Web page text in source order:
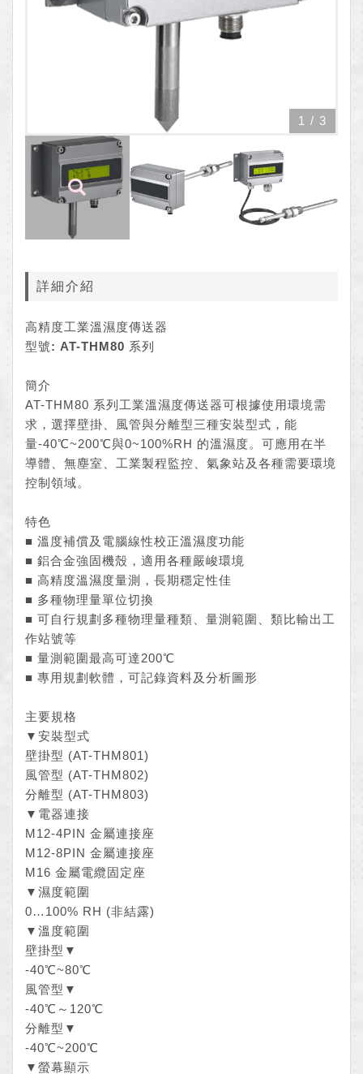
1 / 3
詳細介紹
高精度工業溫濕度傳送器
型號: AT-THM80 系列
簡介
AT-THM80 系列工業溫濕度傳送器可根據使用環境需
求，選擇壁掛、風管與分離型三種安裝型式，能
量-40℃~200℃與0~100%RH 的溫濕度。可應用在半
導體、無塵室、工業製程監控、氣象站及各種需要環境
控制領域。
特色
■ 溫度補償及電腦線性校正溫濕度功能
■ 鋁合金強固機殼，適用各種嚴峻環境
■ 高精度溫濕度量測，長期穩定性佳
■ 多種物理量單位切換
■ 可自行規劃多種物理量種類、量測範圍、類比輸出工
作站號等
■ 量測範圍最高可達200℃
■ 專用規劃軟體，可記錄資料及分析圖形
主要規格
▼安裝型式
壁掛型 (AT-THM801)
風管型 (AT-THM802)
分離型 (AT-THM803)
▼電器連接
M12-4PIN 金屬連接座
M12-8PIN 金屬連接座
M16 金屬電纜固定座
▼濕度範圍
0…100% RH (非結露)
▼溫度範圍
壁掛型▼
-40℃~80℃
風管型▼
-40℃～120℃
分離型▼
-40℃~200℃
▼螢幕顯示